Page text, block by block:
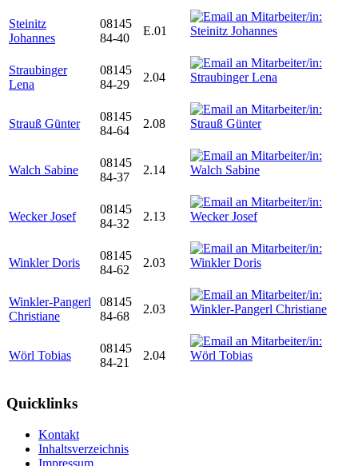
Steinitz
Johannes
08145
84-40
E.01
Straubinger
Lena
08145
84-29
2.04
Strauß Günter
08145
84-64
2.08
Walch Sabine
08145
84-37
2.14
Wecker Josef
08145
84-32
2.13
Winkler Doris
08145
84-62
2.03
Winkler-Pangerl
Christiane
08145
84-68
2.03
Wörl Tobias
08145
84-21
2.04
Quicklinks
Kontakt
Inhaltsverzeichnis
Impressum